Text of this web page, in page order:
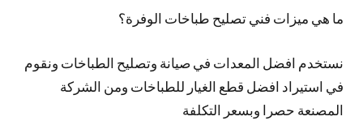
ما هي ميزات فني تصليح طباخات الوفرة؟
نستخدم افضل المعدات في صيانة وتصليح الطباخات ونقوم
في استيراد افضل قطع الغيار للطباخات ومن الشركة
المصنعة حصرا وبسعر التكلفة